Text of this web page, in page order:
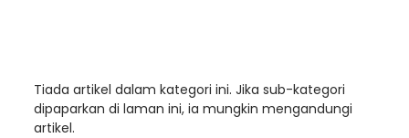
Tiada artikel dalam kategori ini. Jika sub-kategori
dipaparkan di laman ini, ia mungkin mengandungi
artikel.